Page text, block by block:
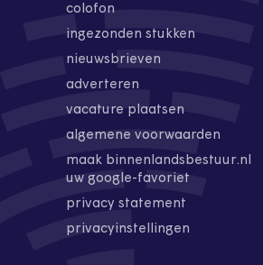
colofon
ingezonden stukken
nieuwsbrieven
adverteren
vacature plaatsen
algemene voorwaarden
maak binnenlandsbestuur.nl
uw google-favoriet
privacy statement
privacyinstellingen